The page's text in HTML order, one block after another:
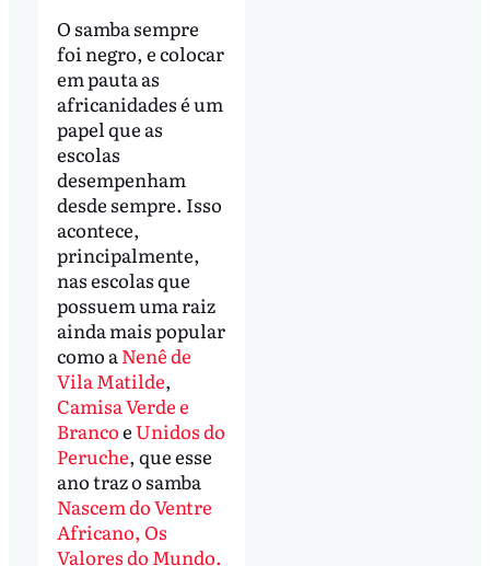
O samba sempre
foi negro, e colocar
em pauta as
africanidades é um
papel que as
escolas
desempenham
desde sempre. Isso
acontece,
principalmente,
nas escolas que
possuem uma raiz
ainda mais popular
como aNenê de
Vila Matilde,
Camisa Verde e
BrancoeUnidos do
Peruche, que esse
ano traz o samba
Nascem do Ventre
Africano, Os
Valores do Mundo.